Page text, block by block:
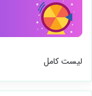
لیست کامل